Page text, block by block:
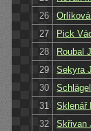
26
27
Pick
28
Roubal
29
Sekyra
30
31
Sklenář
32
Skřivan